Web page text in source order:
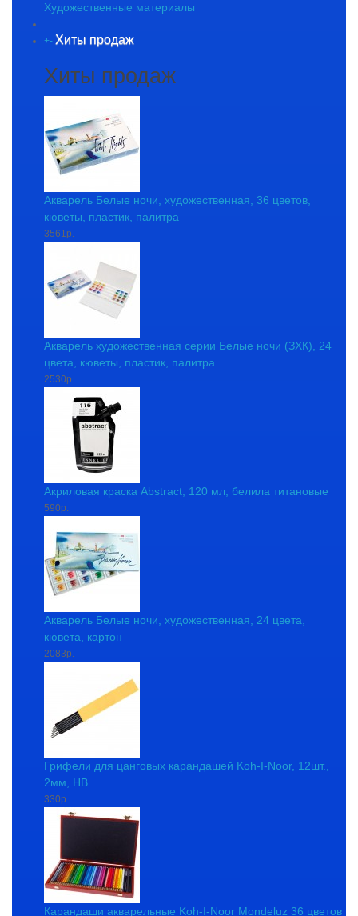
Художественные материалы
+- Хиты продаж
Хиты продаж
Акварель Белые ночи, художественная, 36 цветов,
кюветы, пластик, палитра
3561р.
Акварель художественная серии Белые ночи (ЗХК), 24
цвета, кюветы, пластик, палитра
2530р.
Акриловая краска Abstract, 120 мл, белила титановые
590р.
Акварель Белые ночи, художественная, 24 цвета,
кювета, картон
2083р.
Грифели для цанговых карандашей Koh-I-Noor, 12шт.,
2мм, HB
330р.
Карандаши акварельные Koh-I-Noor Mondeluz 36 цветов